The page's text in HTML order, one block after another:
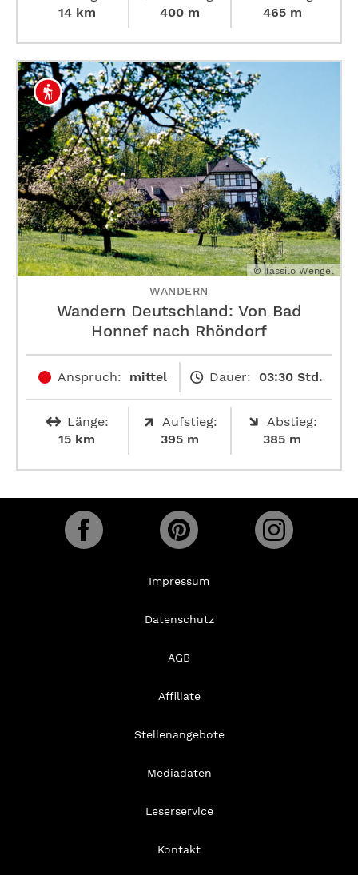
14 km
400 m
465 m
© Tassilo Wengel
WANDERN
Wandern Deutschland: Von Bad
Honnef nach ­Rhöndorf
Anspruch: mittel Dauer: 03:30 Std.
Länge:
15 km
Aufstieg:
395 m
Abstieg:
385 m
Impressum
Datenschutz
AGB
Affiliate
Stellenangebote
Mediadaten
Leserservice
Kontakt